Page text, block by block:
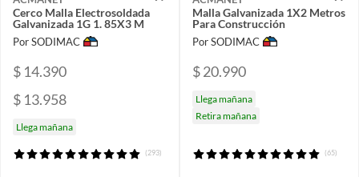
Cerco Malla Electrosoldada
Galvanizada 1G 1. 85X3 M
Por SODIMAC
$ 14.390
$ 13.958
Llega mañana
(293)
Malla Galvanizada 1X2 Metros
Para Construcción
Por SODIMAC
$ 20.990
Llega mañana
Retira mañana
(65)